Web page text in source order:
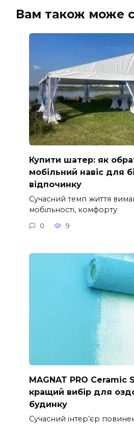
Вам також може
Купити шатер: як
мобільний навіс для
відпочинку
Сучасний темп життя
мобільності, комфорту
0 9
MAGNAT PRO Ceramic
кращий вибір для
будинку
Сучасний інтер’єр